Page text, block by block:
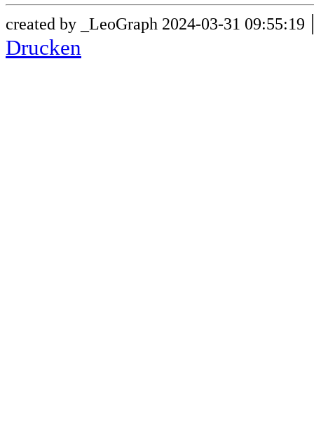
created by _LeoGraph 2024-03-31 09:55:19
Drucken